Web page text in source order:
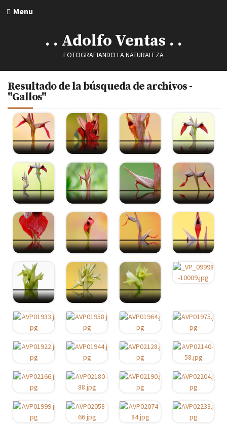
Menu
. . Adolfo Ventas . .
FOTOGRAFIANDO LA NATURALEZA
Resultado de la búsqueda de archivos -
"Gallos"